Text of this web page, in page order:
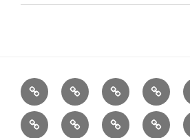
Início
Dia
mundial
do
Maria
Betânia
Natal
FascínioAprendendo
testar
Política